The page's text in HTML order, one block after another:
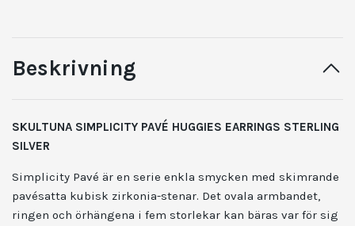
Beskrivning
SKULTUNA SIMPLICITY PAVÉ HUGGIES EARRINGS STERLING
SILVER
Simplicity Pavé är en serie enkla smycken med skimrande
pavésatta kubisk zirkonia-stenar. Det ovala armbandet,
ringen och örhängena i fem storlekar kan bäras var för sig